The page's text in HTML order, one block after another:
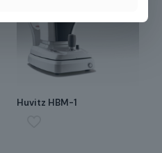
Huvitz HBM-1